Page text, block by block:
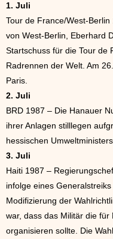
1. Juli
Tour de France/West-
von West-Berlin, Eberhard
Startschuss für die Tour de
Radrennen der Welt. Am
Paris.
2. Juli
BRD 1987 – Die Hanauer
ihrer Anlagen stilllegen
hessischen
3. Juli
Haiti 1987 –
infolge eines
Modifizierung der
war, dass das Militär die
organisieren sollte. Die